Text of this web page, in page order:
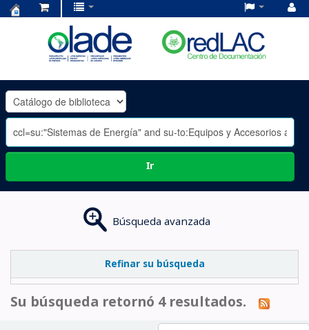
OLADE
-
Ir
Búsqueda avanzada
Refinar su búsqueda
Su búsqueda retornó 4 resultados.